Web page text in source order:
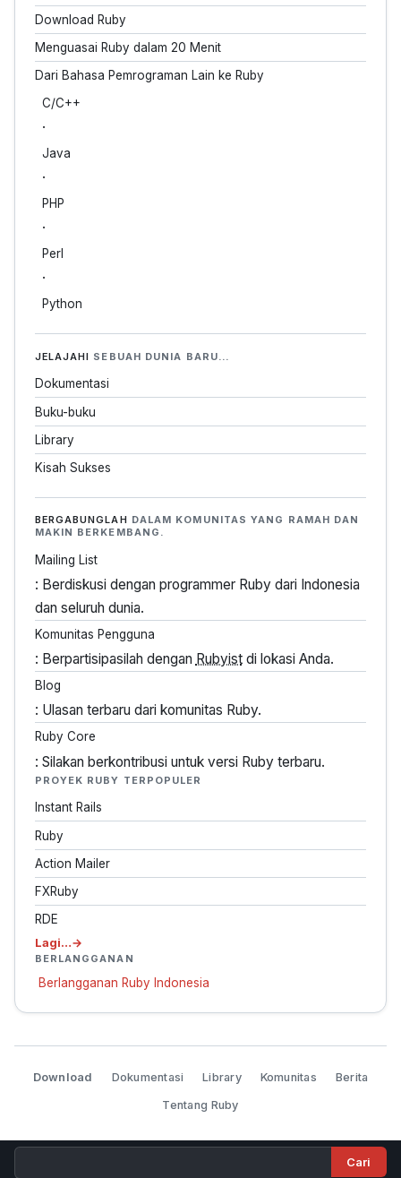
Download Ruby
Menguasai Ruby dalam 20 Menit
Dari Bahasa Pemrograman Lain ke Ruby
C/C++
·
Java
·
PHP
·
Perl
·
Python
JELAJAHI SEBUAH DUNIA BARU…
Dokumentasi
Buku-buku
Library
Kisah Sukses
BERGABUNGLAH DALAM KOMUNITAS YANG RAMAH DAN
MAKIN BERKEMBANG.
Mailing List
: Berdiskusi dengan programmer Ruby dari Indonesia
dan seluruh dunia.
Komunitas Pengguna
: Berpartisipasilah dengan Rubyistdi lokasi Anda.
Blog
: Ulasan terbaru dari komunitas Ruby.
Ruby Core
: Silakan berkontribusi untuk versi Ruby terbaru.
PROYEK RUBY TERPOPULER
Instant Rails
Ruby
Action Mailer
FXRuby
RDE
Lagi…
BERLANGGANAN
Berlangganan Ruby Indonesia
Download Dokumentasi Library Komunitas Berita
Tentang Ruby